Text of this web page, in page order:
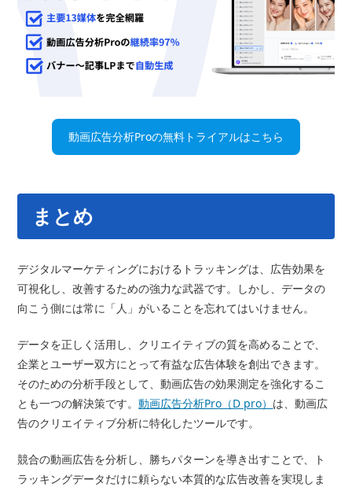
動画広告分析Proの無料トライアルはこちら
まとめ
デジタルマーケティングにおけるトラッキングは、広告効果を
可視化し、改善するための強力な武器です。しかし、データの
向こう側には常に「人」がいることを忘れてはいけません。
データを正しく活用し、クリエイティブの質を高めることで、
企業とユーザー双方にとって有益な広告体験を創出できます。
そのための分析手段として、動画広告の効果測定を強化するこ
とも一つの解決策です。動画広告分析Pro（D pro） は、動画広
告のクリエイティブ分析に特化したツールです。
競合の動画広告を分析し、勝ちパターンを導き出すことで、ト
ラッキングデータだけに頼らない本質的な広告改善を実現しま